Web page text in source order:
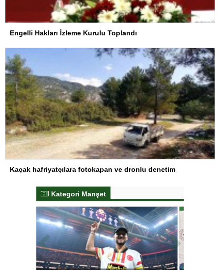
Engelli Hakları İzleme Kurulu Toplandı
Kaçak hafriyatçılara fotokapan ve dronlu denetim
Kategori Manşet